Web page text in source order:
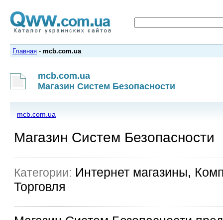
Главная - mcb.com.ua
mcb.com.ua
Магазин Систем Безопасности
mcb.com.ua
Магазин Систем Безопасности
Категории: Интернет магазины,
Торговля